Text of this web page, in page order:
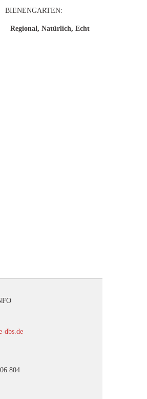
BIENENGARTEN:
Regional, Natürlich, Echt
dbs.de
804